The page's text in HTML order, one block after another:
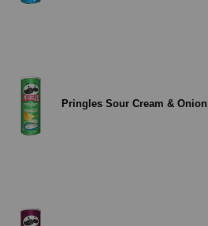
Pringles Sour Cream & Onion